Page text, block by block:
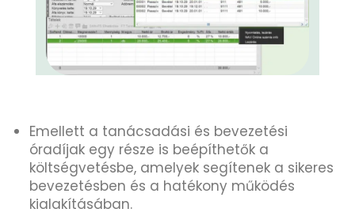
Emellett a tanácsadási és bevezetési
óradíjak egy része is beépíthetők a
költségvetésbe, amelyek segítenek a sikeres
bevezetésben és a hatékony működés
kialakításában.